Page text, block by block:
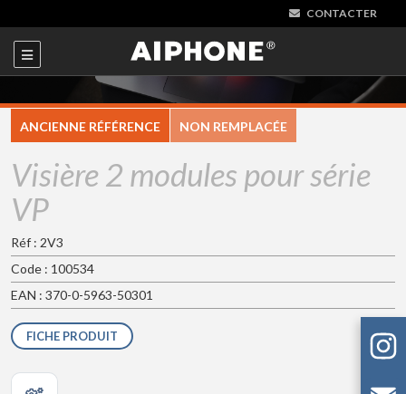
CONTACTER
ANCIENNE RÉFÉRENCE NON REMPLACÉE
Visière 2 modules pour série
VP
Réf : 2V3
Code : 100534
EAN : 370-0-5963-50301
FICHE PRODUIT